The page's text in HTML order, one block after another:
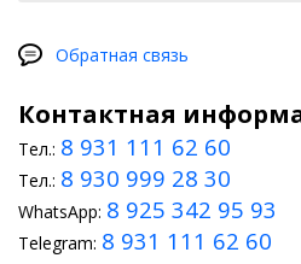
Обратная связь
Контактная
Тел.: 8 931 111 62 60
Тел.: 8 930 999 28 30
WhatsApp: 8 925 342 95 93
Telegram: 8 931 111 62 60